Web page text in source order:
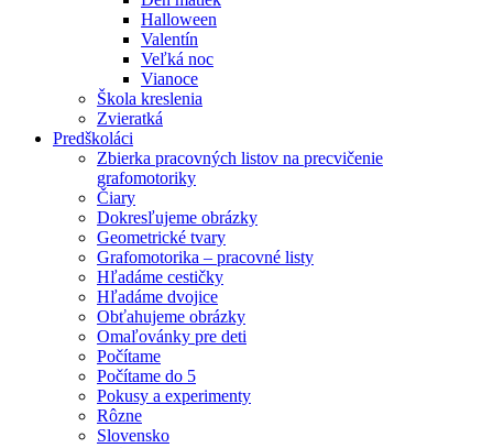
Halloween
Valentín
Veľká noc
Vianoce
Škola kreslenia
Zvieratká
Predškoláci
Zbierka pracovných listov na precvičenie
grafomotoriky
Čiary
Dokresľujeme obrázky
Geometrické tvary
Grafomotorika – pracovné listy
Hľadáme cestičky
Hľadáme dvojice
Obťahujeme obrázky
Omaľovánky pre deti
Počítame
Počítame do 5
Pokusy a experimenty
Rôzne
Slovensko